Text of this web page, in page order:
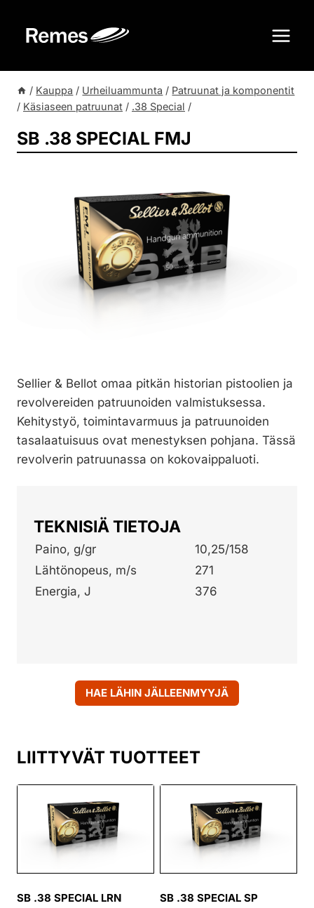
sisältöön
/ Kauppa / Urheiluammunta / Patruunat ja komponentit
/ Käsiaseen patruunat / .38 Special /
SB .38 SPECIAL FMJ
Sellier & Bellot omaa pitkän historian pistoolien ja
revolvereiden patruunoiden valmistuksessa.
Kehitystyö, toimintavarmuus ja patruunoiden
tasalaatuisuus ovat menestyksen pohjana. Tässä
revolverin patruunassa on kokovaippaluoti.
TEKNISIÄ TIETOJA
Paino, g/gr
10,25/158
Lähtönopeus, m/s
271
Energia, J
376
HAE LÄHIN JÄLLEENMYYJÄ
LIITTYVÄT TUOTTEET
SB .38 SPECIAL LRN SB .38 SPECIAL SP